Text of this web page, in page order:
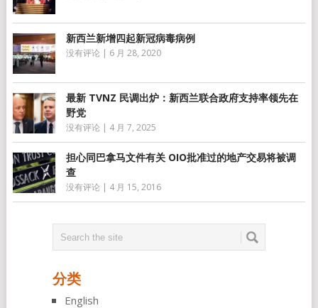
新西兰新增四起新冠病毒病例
没有评论 | 6 月 28, 2020
最新 TVNZ 民调出炉：新西兰联合政府支持率领先在
野党
没有评论 | 4 月 7, 2025
担心同巴拿马文件有关 OIO批准过的地产交易将被调
查
没有评论 | 4 月 15, 2016
分类
English